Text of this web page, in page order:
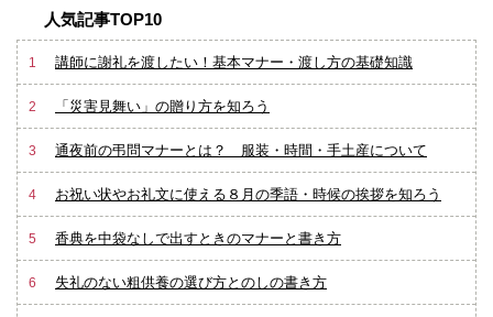
人気記事TOP10
1 講師に謝礼を渡したい！基本マナー・渡し方の基礎知識
2 「災害見舞い」の贈り方を知ろう
3 通夜前の弔問マナーとは？ 服装・時間・手土産について
4 お祝い状やお礼文に使える８月の季語・時候の挨拶を知ろう
5 香典を中袋なしで出すときのマナーと書き方
6 失礼のない粗供養の選び方とのしの書き方